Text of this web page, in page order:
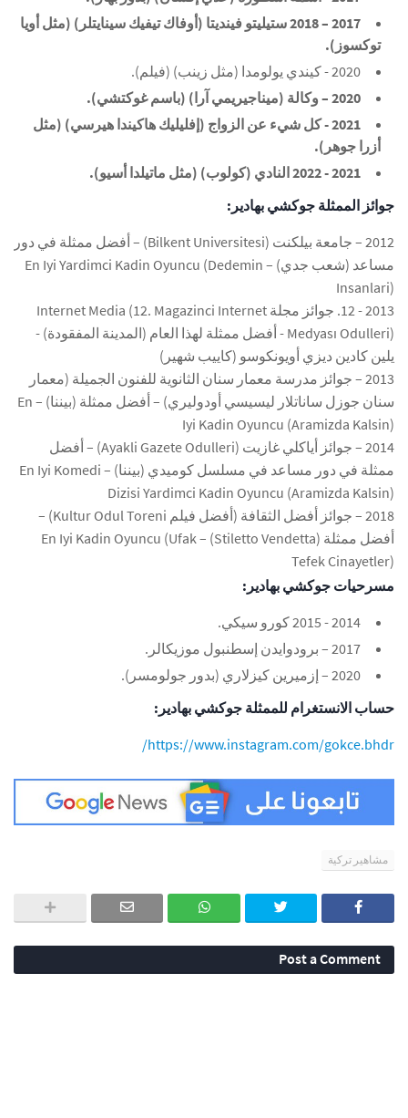
2017 – 2018 ستيليتو فينديتا (أوفاك تيفيك سينايتلر) (مثل أويا
توكسوز).
2020 - كيندي يولومدا (مثل زينب) (فيلم).
2020 – وكالة (ميناجيريمي آرا) (باسم غوكتشي).
2021 - كل شيء عن الزواج (إفليليك هاكيندا هيرسي) (مثل
أزرا جوهر).
2021 - 2022 النادي (كولوب) (مثل ماتيلدا أسيو).
جوائز الممثلة جوكشي بهادير:
2012 – جامعة بيلكنت (Bilkent Universitesi) – أفضل ممثلة في دور
مساعد (شعب جدي) – En Iyi Yardimci Kadin Oyuncu (Dedemin
Insanlari)
2013 - 12. جوائز مجلة Internet Media (12. Magazinci Internet
Medyası Odulleri) - أفضل ممثلة لهذا العام (المدينة المفقودة) -
يلين كادين ديزي أويونكوسو (كاييب شهير)
2013 – جوائز مدرسة معمار سنان الثانوية للفنون الجميلة (معمار
سنان جوزل ساناتلار ليسيسي أودوليري) – أفضل ممثلة (بيننا) – En
Iyi Kadin Oyuncu (Aramizda Kalsin)
2014 – جوائز أياكلي غازيت (Ayakli Gazete Odulleri) – أفضل
ممثلة في دور مساعد في مسلسل كوميدي (بيننا) – En Iyi Komedi
Dizisi Yardimci Kadin Oyuncu (Aramizda Kalsin)
2018 – جوائز أفضل الثقافة (أفضل فيلم Kultur Odul Toreni) –
أفضل ممثلة (Stiletto Vendetta) – En Iyi Kadin Oyuncu (Ufak
Tefek Cinayetler)
مسرحيات جوكشي بهادير:
2014 - 2015 كورو سيكي.
2017 – برودوايدن إسطنبول موزيكالر.
2020 – إزميرين كيزلاري (بدور جولومسر).
حساب الانستغرام للممثلة جوكشي بهادير:
https://www.instagram.com/gokce.bhdr/
مشاهير تركية
Post a Comment